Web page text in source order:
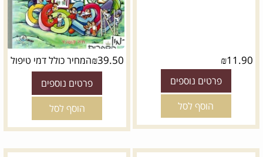
₪11.90
פרטים נוספים
הוסף לסל
₪39.50 המחיר כולל דמי טיפול
פרטים נוספים
הוסף לסל